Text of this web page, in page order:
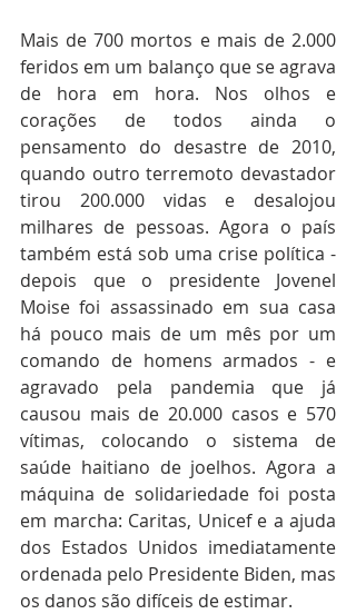
Mais de 700 mortos e mais de 2.000
feridos em um balanço que se agrava
de hora em hora. Nos olhos e
corações de todos ainda o
pensamento do desastre de 2010,
quando outro terremoto devastador
tirou 200.000 vidas e desalojou
milhares de pessoas. Agora o país
também está sob uma crise política -
depois que o presidente Jovenel
Moise foi assassinado em sua casa
há pouco mais de um mês por um
comando de homens armados - e
agravado pela pandemia que já
causou mais de 20.000 casos e 570
vítimas, colocando o sistema de
saúde haitiano de joelhos. Agora a
máquina de solidariedade foi posta
em marcha: Caritas, Unicef e a ajuda
dos Estados Unidos imediatamente
ordenada pelo Presidente Biden, mas
os danos são difíceis de estimar.